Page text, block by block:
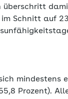
Schnitt auf
Prozent).